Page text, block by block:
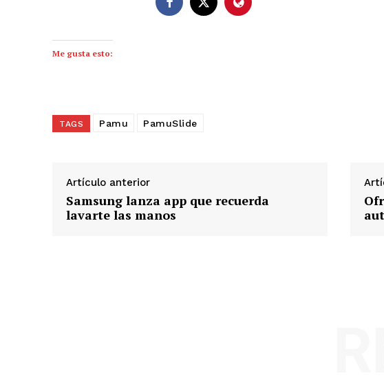
Me gusta esto:
TAGS Pamu PamuSlide
Artículo anterior
Samsung lanza app que recuerda
lavarte las manos